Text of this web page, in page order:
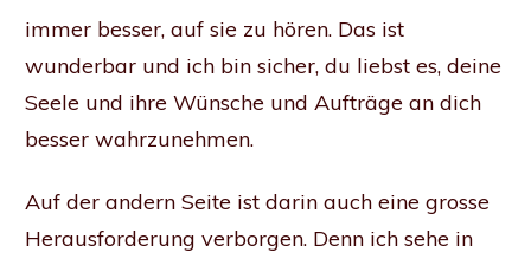
immer besser, auf sie zu hören. Das ist
wunderbar und ich bin sicher, du liebst es, deine
Seele und ihre Wünsche und Aufträge an dich
besser wahrzunehmen.
Auf der andern Seite ist darin auch eine grosse
Herausforderung verborgen. Denn ich sehe in